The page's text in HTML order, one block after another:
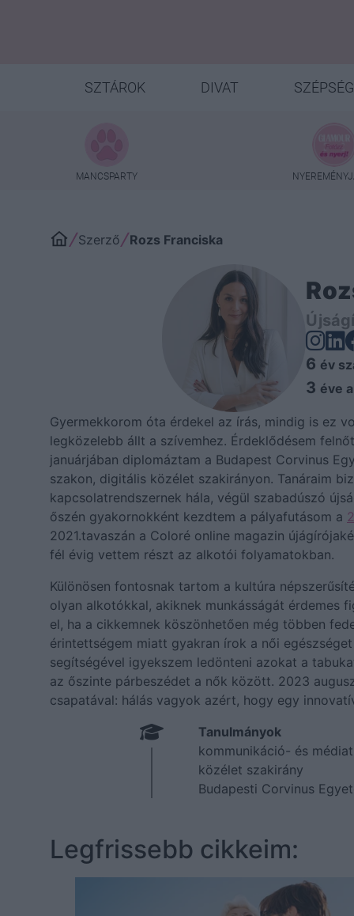
SZTÁROK DIVAT SZÉPSÉG
MANCSPARTY
Szerző Rozs Franciska
6 év
3 éve
Gyermekkorom óta érdekel az írás, mindig is ez
legközelebb állt a szívemhez. Érdeklődésem
januárjában diplomáztam a Budapest Corvinus
szakon, digitális közélet szakirányon. Tanáraim
kapcsolatrendszernek hála, végül szabadúszó
őszén gyakornokként kezdtem a pályafutásom a
2021.tavaszán a Coloré online magazin
fél évig vettem részt az alkotói folyamatokban.
Különösen fontosnak tartom a kultúra
olyan alkotókkal, akiknek munkásságát érdemes
el, ha a cikkemnek köszönhetően még többen
érintettségem miatt gyakran írok a női
segítségével igyekszem ledönteni azokat a
az őszinte párbeszédet a nők között. 2023
csapatával: hálás vagyok azért, hogy egy
Tanulmányok
kommunikáció- és
közélet szakirány
Budapesti Corvinus
Legfrissebb cikkeim: